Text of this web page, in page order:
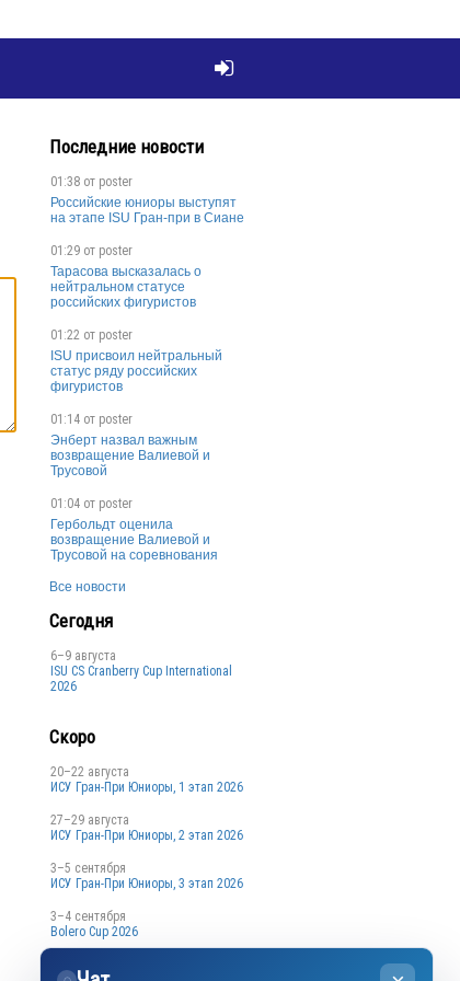

Последние новости
01:38 от poster
Российские юниоры выступят
на этапе ISU Гран-при в Сиане
01:29 от poster
Тарасова высказалась о
нейтральном статусе
российских фигуристов
01:22 от poster
ISU присвоил нейтральный
статус ряду российских
фигуристов
01:14 от poster
Энберт назвал важным
возвращение Валиевой и
Трусовой
01:04 от poster
Гербольдт оценила
возвращение Валиевой и
Трусовой на соревнования
Все новости
Сегодня
6–9 августа
ISU CS Cranberry Cup International
2026
Скоро
20–22 августа
ИСУ Гран-При Юниоры, 1 этап 2026
27–29 августа
ИСУ Гран-При Юниоры, 2 этап 2026
3–5 сентября
ИСУ Гран-При Юниоры, 3 этап 2026
3–4 сентября
Bolero Cup 2026